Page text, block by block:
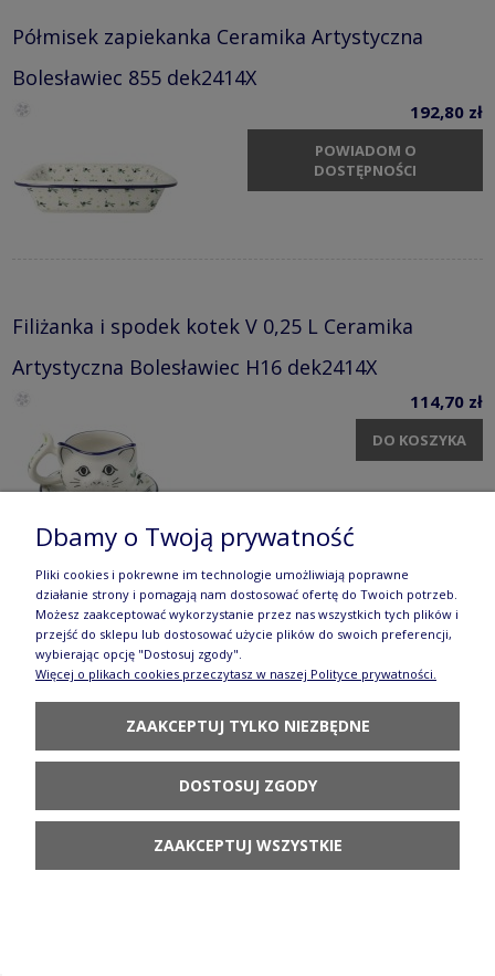
Półmisek zapiekanka Ceramika Artystyczna
Bolesławiec 855 dek2414X
192,80 zł
POWIADOM O
DOSTĘPNOŚCI
Filiżanka i spodek kotek V 0,25 L Ceramika
Artystyczna Bolesławiec H16 dek2414X
114,70 zł
DO KOSZYKA
Miska Ø 10 cm Ceramika Artystyczna Bolesławiec
M558 dek2414X
POWIADOM O
DOSTĘPNOŚCI
Dbamy o Twoją prywatność
Pliki cookies i pokrewne im technologie umożliwiają poprawne
działanie strony i pomagają nam dostosować ofertę do Twoich potrzeb.
Możesz zaakceptować wykorzystanie przez nas wszystkich tych plików i
przejść do sklepu lub dostosować użycie plików do swoich preferencji,
wybierając opcję "Dostosuj zgody".
Więcej o plikach cookies przeczytasz w naszej Polityce prywatności.
ZAAKCEPTUJ TYLKO NIEZBĘDNE
DOSTOSUJ ZGODY
ZAAKCEPTUJ WSZYSTKIE